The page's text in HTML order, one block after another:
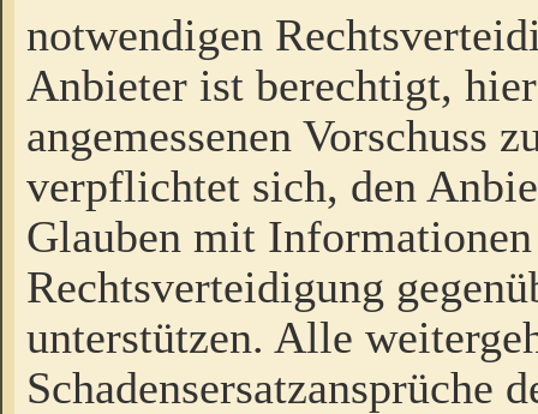
notwendigen
Anbieter ist berechtigt,
angemessenen Vorschuss
verpflichtet sich, den
Glauben mit
Rechtsverteidigung
unterstützen. Alle
Schadensersatzansprüche